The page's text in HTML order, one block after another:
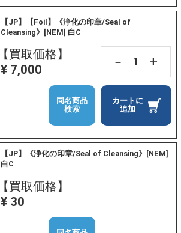
【JP】【Foil】《浄化の印章/Seal of
Cleansing》[NEM] 白C
【買取価格】
¥ 7,000
－ +
カートに
追加
同名商品
検索
【JP】《浄化の印章/Seal of Cleansing》[NEM]
白C
【買取価格】
¥ 30